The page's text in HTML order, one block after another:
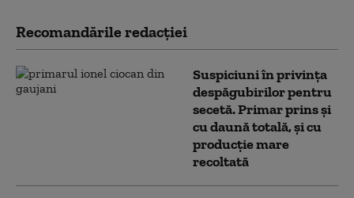
Recomandările redacţiei
Suspiciuni în privința
despăgubirilor pentru
secetă. Primar prins și
cu daună totală, și cu
producție mare
recoltată